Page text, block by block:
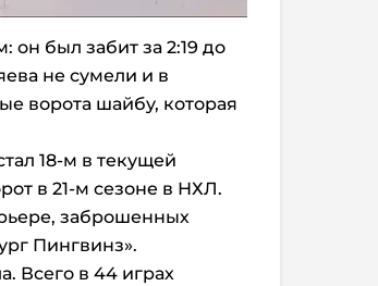
он был забит за 2:19 до
не сумели и в
ворота шайбу, которая
18-м в текущей
в 21-м сезоне в НХЛ.
заброшенных
Пингвинз».
Всего в 44 играх